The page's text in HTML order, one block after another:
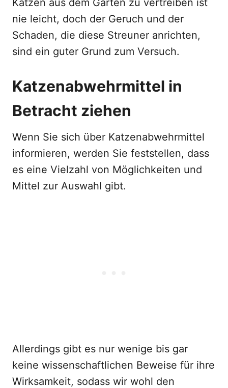
Katzen aus dem Garten zu vertreiben ist
nie leicht, doch der Geruch und der
Schaden, die diese Streuner anrichten,
sind ein guter Grund zum Versuch.
Katzenabwehrmittel in
Betracht ziehen
Wenn Sie sich über Katzenabwehrmittel
informieren, werden Sie feststellen, dass
es eine Vielzahl von Möglichkeiten und
Mittel zur Auswahl gibt.
Allerdings gibt es nur wenige bis gar
keine wissenschaftlichen Beweise für ihre
Wirksamkeit, sodass wir wohl den